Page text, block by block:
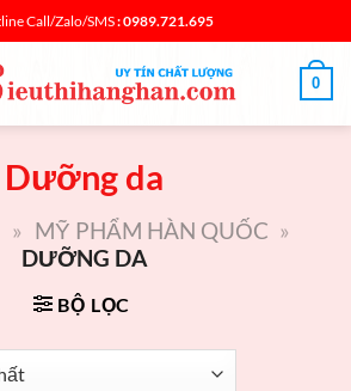
Call/Zalo/SMS: 0989.721.695
0
Dưỡng da
» MỸ PHẨM HÀN QUỐC »
DƯỠNG DA
BỘ LỌC